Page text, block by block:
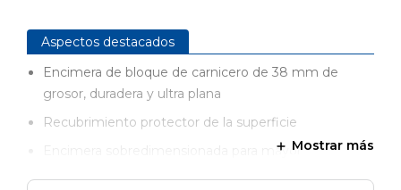
Aspectos destacados
Encimera de bloque de carnicero de 38 mm de
grosor, duradera y ultra plana
Recubrimiento protector de la superficie
Encimera sobredimensionada para mayorMostrar más